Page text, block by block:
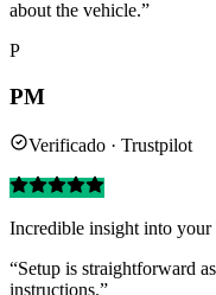
about the vehicle.”
P
PM
Verificado · Trustpilot
Incredible insight into your
“Setup is straightforward
instructions.”